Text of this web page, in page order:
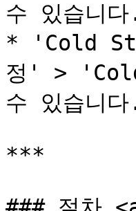
수 있습니다
* 'Cold
정' > 'Cold
수 있습니다
***